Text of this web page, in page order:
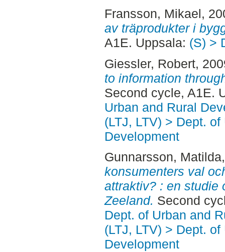
Fransson, Mikael,
av träprodukter i
A1E. Uppsala: (S) >
Giessler, Robert,
to information
Second cycle, A1E.
Urban and Rural
(LTJ, LTV) > Dept.
Development
Gunnarsson, Matilda
konsumenters val
attraktiv? : en studie
Zeeland. Second
Dept. of Urban and
(LTJ, LTV) > Dept.
Development